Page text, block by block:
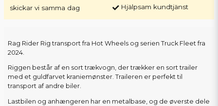
skickar vi samma dag
Hjälpsam kundtjänst
Rag Rider Rig transport fra Hot Wheels og serien Truck Fleet fra
2024.
Riggen består af en sort trækvogn, der trækker en sort trailer
med et guldfarvet kraniemønster. Traileren er perfekt til
transport af andre biler.
Lastbilen og anhængeren har en metalbase, og de øverste dele